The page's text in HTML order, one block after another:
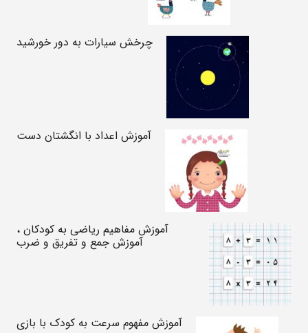
چرخش سیارات به دور خورشید
آموزش اعداد با انگشتان دست
آموزش مفاهیم ریاضی به کودکان ،
آموزش جمع و تفریق و ضرب
آموزش مفهوم سرعت به کودک با بازی